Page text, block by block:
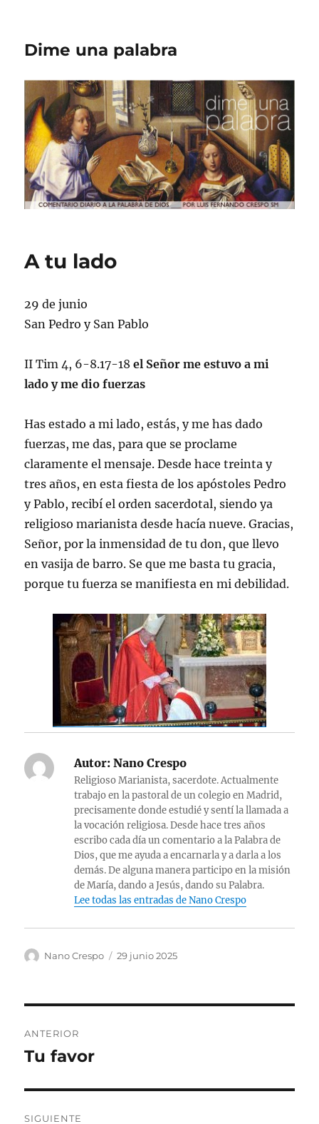
Dime una palabra
A tu lado
29 de junio
San Pedro y San Pablo
II Tim 4, 6-8.17-18el Señor me estuvo a mi
lado y me dio fuerzas
Has estado a mi lado, estás, y me has dado
fuerzas, me das, para que se proclame
claramente el mensaje. Desde hace treinta y
tres años, en esta fiesta de los apóstoles Pedro
y Pablo, recibí el orden sacerdotal, siendo ya
religioso marianista desde hacía nueve. Gracias,
Señor, por la inmensidad de tu don, que llevo
en vasija de barro. Se que me basta tu gracia,
porque tu fuerza se manifiesta en mi debilidad.
Autor: Nano Crespo
Religioso Marianista, sacerdote. Actualmente
trabajo en la pastoral de un colegio en Madrid,
precisamente donde estudié y sentí la llamada a
la vocación religiosa. Desde hace tres años
escribo cada día un comentario a la Palabra de
Dios, que me ayuda a encarnarla y a darla a los
demás. De alguna manera participo en la misión
de María, dando a Jesús, dando su Palabra.
Lee todas las entradas de Nano Crespo
Autor
Nano Crespo
Publicado
29 junio 2025
de
ANTERIOR
Entrada
Tu favor
SIGUIENTE